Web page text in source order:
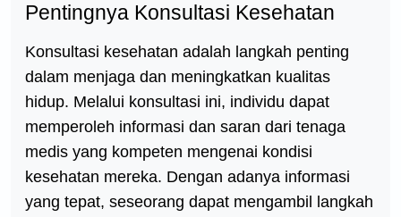
Pentingnya Konsultasi Kesehatan
Konsultasi kesehatan adalah langkah penting
dalam menjaga dan meningkatkan kualitas
hidup. Melalui konsultasi ini, individu dapat
memperoleh informasi dan saran dari tenaga
medis yang kompeten mengenai kondisi
kesehatan mereka. Dengan adanya informasi
yang tepat, seseorang dapat mengambil langkah